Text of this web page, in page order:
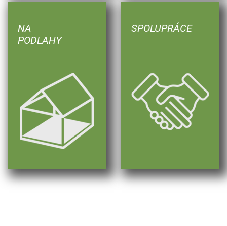
NA
PODLAHY
SPOLUPRÁCE